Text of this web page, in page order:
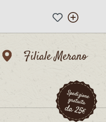
Filiale Merano